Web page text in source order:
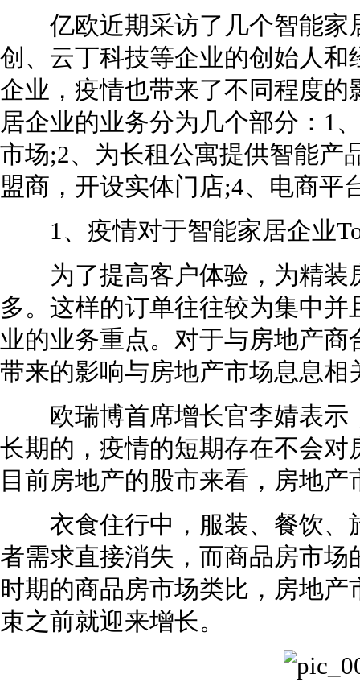
亿欧近期采访了几个智能家
创、云丁科技等企业的创始人
企业，疫情也带来了不同程度
居企业的业务分为几个部分：1
市场;2、为长租公寓提供智能产
盟商，开设实体门店;4、电商平
1、疫情对于智能家居企业
为了提高客户体验，为精装
多。这样的订单往往较为集中
业的业务重点。对于与房地产
带来的影响与房地产市场息息相
欧瑞博首席增长官李婧表示
长期的，疫情的短期存在不会
目前房地产的股市来看，房地
衣食住行中，服装、餐饮、
者需求直接消失，而商品房市
时期的商品房市场类比，房地
束之前就迎来增长。